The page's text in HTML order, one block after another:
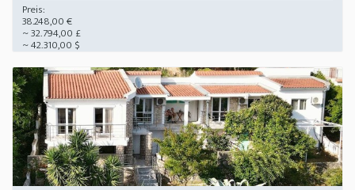
Preis:
38.248,00 €
~ 32.794,00 £
~ 42.310,00 $